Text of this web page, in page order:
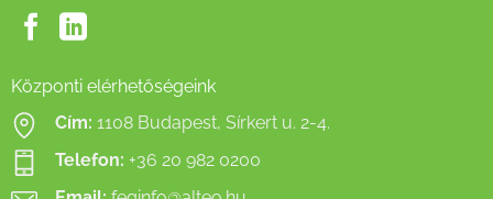
Központi elérhetőségeink
Cím: 1108 Budapest, Sírkert u. 2-4.
Telefon: +36 20 982 0200